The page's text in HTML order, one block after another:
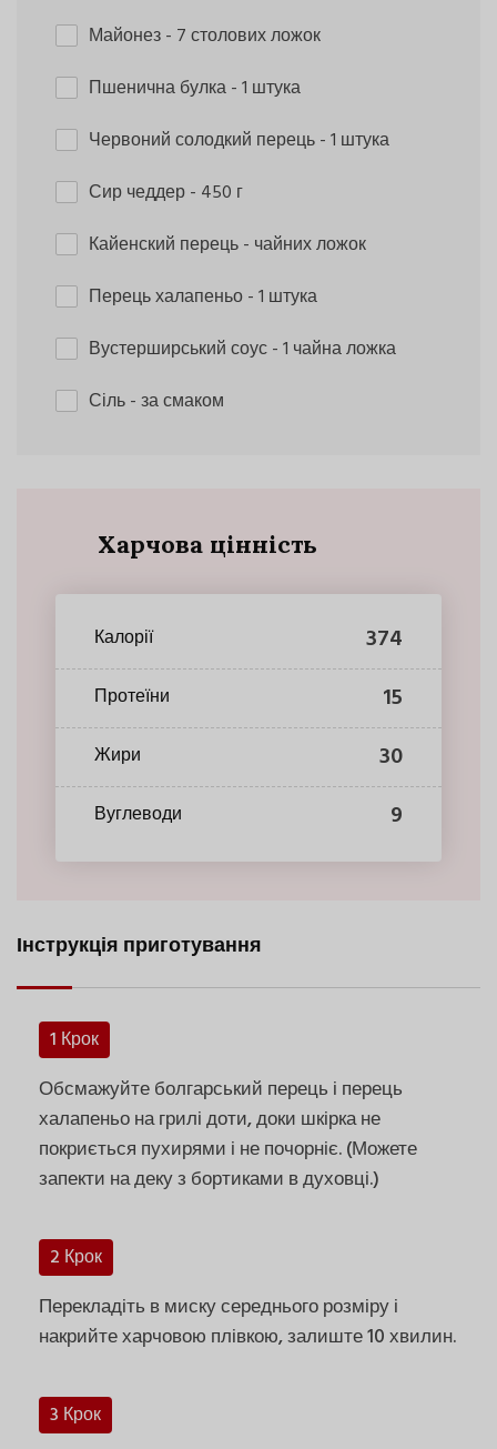
Майонез- 7 столових ложок
Пшенична булка- 1 штука
Червоний солодкий перець- 1 штука
Сир чеддер- 450 г
Кайенский перець- чайних ложок
Перець халапеньо- 1 штука
Вустерширський соус- 1 чайна ложка
Сіль- за смаком
Харчова цінність
Калорії 374
Протеїни 15
Жири 30
Вуглеводи 9
Інструкція приготування
1 Крок
Обсмажуйте болгарський перець і перець
халапеньо на грилі доти, доки шкірка не
покриється пухирями і не почорніє. (Можете
запекти на деку з бортиками в духовці.)
2 Крок
Перекладіть в миску середнього розміру і
накрийте харчовою плівкою, залиште 10 хвилин.
3 Крок